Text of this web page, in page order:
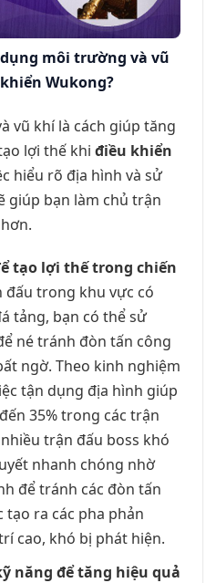
môi trường và vũ
Wukong?
vũ khí là cách giúp tăng
lợi thế khi điều khiển
hiểu rõ địa hình và sử
giúp bạn làm chủ trận
tạo lợi thế trong chiến
đấu trong khu vực có
tảng, bạn có thể sử
né tránh đòn tấn công
ngờ. Theo kinh nghiệm
tận dụng địa hình giúp
35% trong các trận
trận đấu boss khó
nhanh chóng nhờ
để tránh các đòn tấn
tạo ra các pha phản
cao, khó bị phát hiện.
năng để tăng hiệu quả